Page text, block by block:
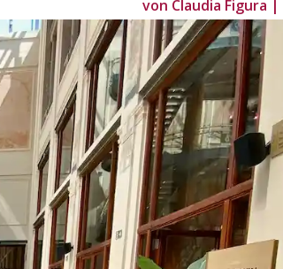
von Claudia Figura |